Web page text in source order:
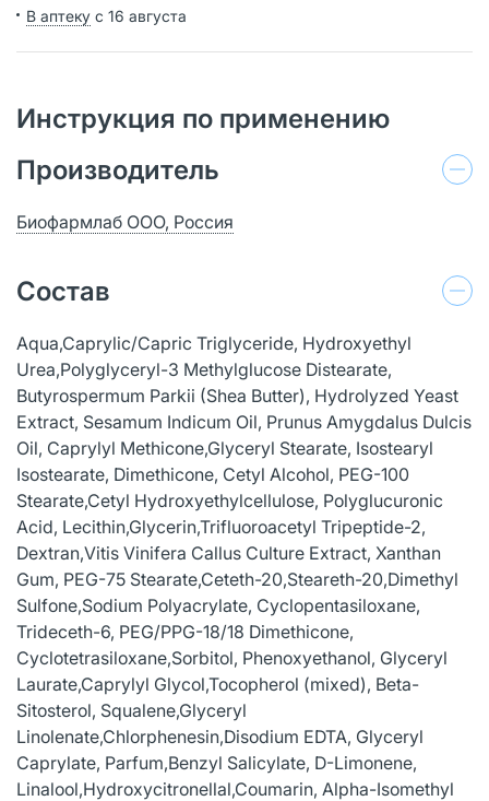
В аптеку с 16 августа
Инструкция по применению
Производитель
Биофармлаб ООО, Россия
Состав
Aqua,Caprylic/Capric Triglyceride, Hydroxyethyl
Urea,Polyglyceryl-3 Methylglucose Distearate,
Butyrospermum Parkii (Shea Butter), Hydrolyzed Yeast
Extract, Sesamum Indicum Oil, Prunus Amygdalus Dulcis
Oil, Caprylyl Methicone,Glyceryl Stearate, Isostearyl
Isostearate, Dimethicone, Cetyl Alcohol, PEG-100
Stearate,Cetyl Hydroxyethylcellulose, Polyglucuronic
Acid, Lecithin,Glycerin,Trifluoroacetyl Tripeptide-2,
Dextran,Vitis Vinifera Callus Culture Extract, Xanthan
Gum, PEG-75 Stearate,Ceteth-20,Steareth-20,Dimethyl
Sulfone,Sodium Polyacrylate, Cyclopentasiloxane,
Trideceth-6, PEG/PPG-18/18 Dimethicone,
Cyclotetrasiloxane,Sorbitol, Phenoxyethanol, Glyceryl
Laurate,Caprylyl Glycol,Tocopherol (mixed), Beta-
Sitosterol, Squalene,Glyceryl
Linolenate,Chlorphenesin,Disodium EDTA, Glyceryl
Caprylate, Parfum,Benzyl Salicylate, D-Limonene,
Linalool,Hydroxycitronellal,Coumarin, Alpha-Isomethyl